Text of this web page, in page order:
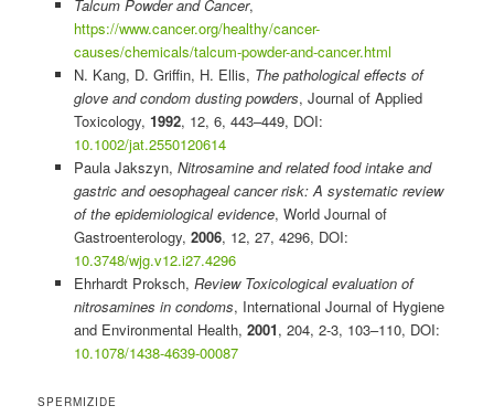
Talcum Powder and Cancer,
https://www.cancer.org/healthy/cancer-
causes/chemicals/talcum-powder-and-cancer.html
N. Kang, D. Griffin, H. Ellis, The pathological effects of
glove and condom dusting powders, Journal of Applied
Toxicology, 1992, 12, 6, 443–449, DOI:
10.1002/jat.2550120614
Paula Jakszyn, Nitrosamine and related food intake and
gastric and oesophageal cancer risk: A systematic review
of the epidemiological evidence, World Journal of
Gastroenterology, 2006, 12, 27, 4296, DOI:
10.3748/wjg.v12.i27.4296
Ehrhardt Proksch, Review Toxicological evaluation of
nitrosamines in condoms, International Journal of Hygiene
and Environmental Health, 2001, 204, 2-3, 103–110, DOI:
10.1078/1438-4639-00087
SPERMIZIDE